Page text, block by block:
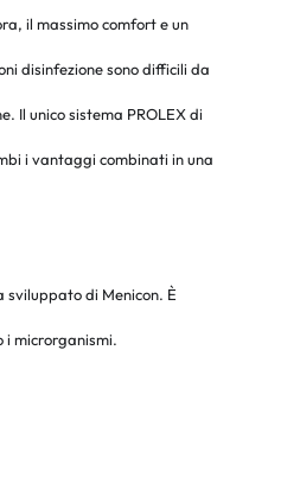
il massimo comfort e un
disinfezione sono difficili da
Il unico sistema PROLEX di
i vantaggi combinati in una
sviluppato di Menicon. È
i microrganismi.